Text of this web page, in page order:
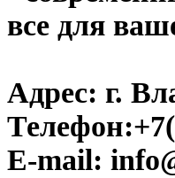
все для
Адрес: г.
Телефон:
E-mail: